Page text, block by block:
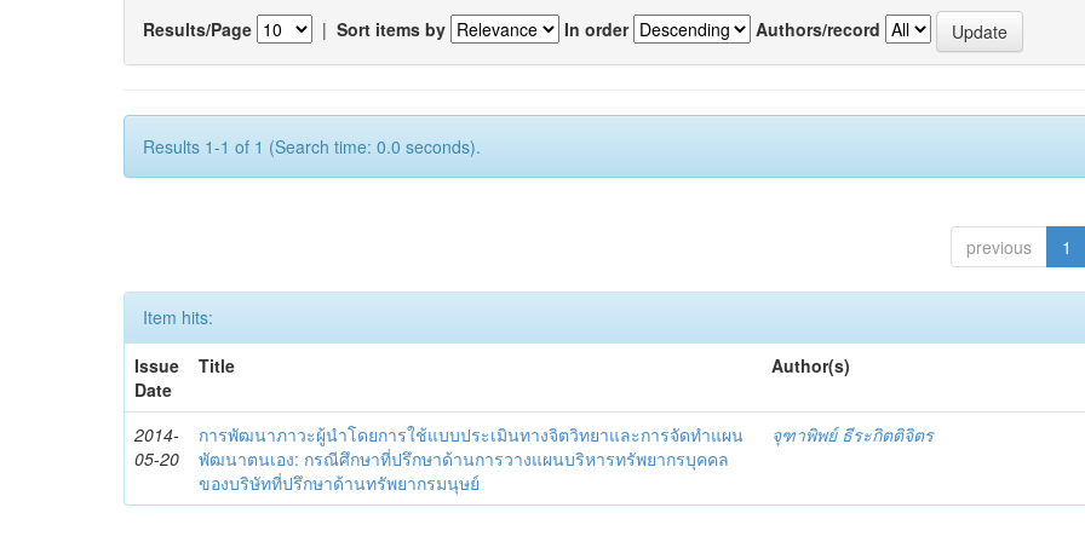
Results/Page | Sort items by In order Authors/record
Results 1-1 of 1 (Search time: 0.0 seconds).
previous 1
Item hits:
Issue
Date
Title Author(s)
2014-
05-20
การพัฒนาภาวะผู้นำโดยการใช้แบบประเมินทางจิตวิทยาและการจัดทำแผน
พัฒนาตนเอง: กรณีศึกษาที่ปรึกษาด้านการวางแผนบริหารทรัพยากรบุคคล
ของบริษัทที่ปรึกษาด้านทรัพยากรมนุษย์
จุฑาพิพย์ ธีระกิตติจิตร